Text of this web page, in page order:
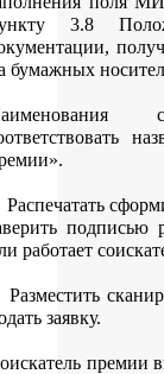
3.8
бумажных
Распечатать
подписью
работает
Разместить
заявку.
премии